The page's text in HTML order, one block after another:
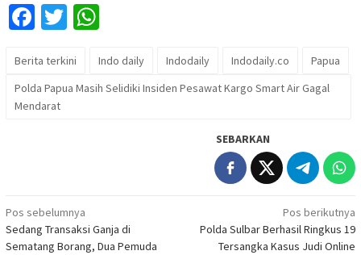
Facebook
Twitter
Berita terkini Indo daily Indodaily Indodaily.co
Papua
Polda Papua Masih Selidiki Insiden Pesawat Kargo Smart Air Gagal
Mendarat
SEBARKAN
Navigasi
pos
Pos sebelumnya
Sedang Transaksi Ganja di
Sematang Borang, Dua Pemuda
Pos berikutnya
Polda Sulbar Berhasil Ringkus 19
Tersangka Kasus Judi Online